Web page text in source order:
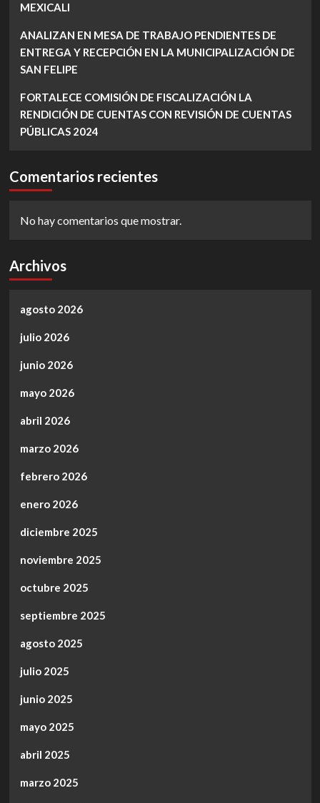
MEXICALI
ANALIZAN EN MESA DE TRABAJO PENDIENTES DE
ENTREGA Y RECEPCIÓN EN LA MUNICIPALIZACIÓN DE
SAN FELIPE
FORTALECE COMISIÓN DE FISCALIZACIÓN LA
RENDICIÓN DE CUENTAS CON REVISIÓN DE CUENTAS
PÚBLICAS 2024
Comentarios recientes
No hay comentarios que mostrar.
Archivos
agosto 2026
julio 2026
junio 2026
mayo 2026
abril 2026
marzo 2026
febrero 2026
enero 2026
diciembre 2025
noviembre 2025
octubre 2025
septiembre 2025
agosto 2025
julio 2025
junio 2025
mayo 2025
abril 2025
marzo 2025